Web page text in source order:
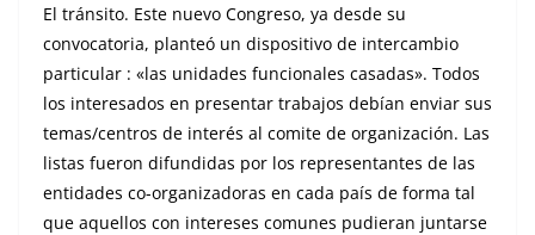
El tránsito. Este nuevo Congreso, ya desde su
convocatoria, planteó un dispositivo de intercambio
particular : «las unidades funcionales casadas». Todos
los interesados en presentar trabajos debían enviar sus
temas/centros de interés al comite de organización. Las
listas fueron difundidas por los representantes de las
entidades co-organizadoras en cada país de forma tal
que aquellos con intereses comunes pudieran juntarse